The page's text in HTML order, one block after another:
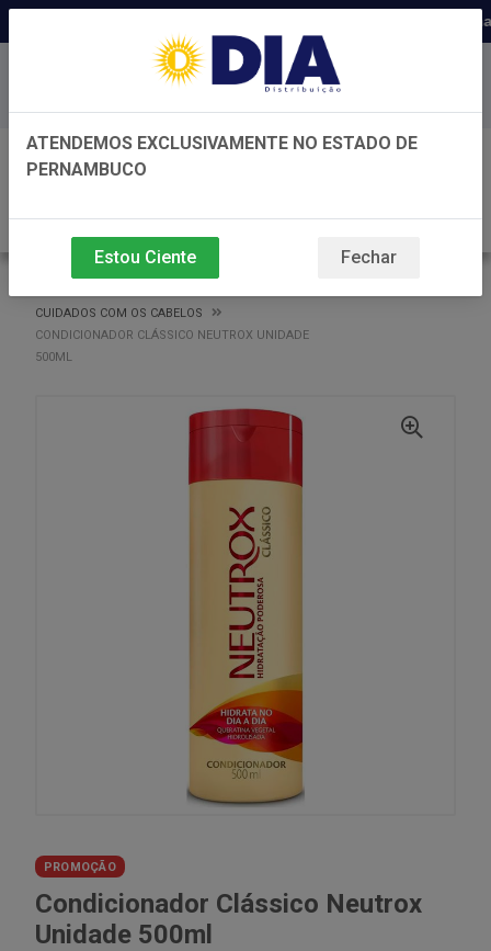
Distribuidora há 22 anos em
Baixe já nosso APP
CUIDADOS COM OS CABELOS
CONDICIONADOR CLÁSSICO NEUTROX UNIDADE
500ML
PROMOÇÃO
Condicionador Clássico Neutrox
Unidade 500ml
ATENDEMOS EXCLUSIVAMENTE NO ESTADO DE
PERNAMBUCO
Estou Ciente Fechar